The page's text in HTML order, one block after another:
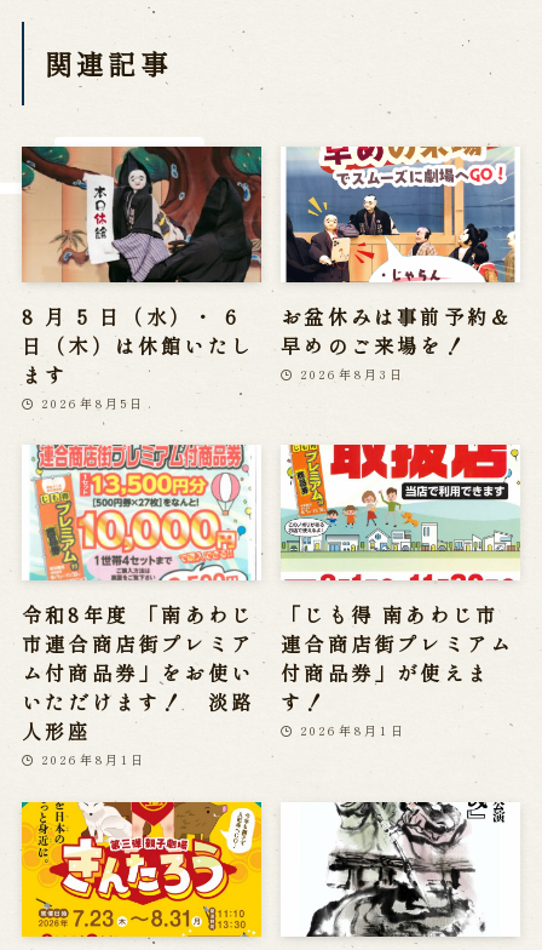
通販サイトうずのくに
道の駅うずしお
うずの丘大鳴門橋記念館
関連記事
8 月 5 日（水）・ 6
日（木）は休館いたし
ます
2026年8月5日
お盆休みは事前予約＆
早めのご来場を！
2026年8月3日
令和8年度 「南あわじ
市連合商店街プレミア
ム付商品券」をお使い
いただけます！ 淡路
人形座
2026年8月1日
「じも得 南あわじ市
連合商店街プレミアム
付商品券」が使えま
す！
2026年8月1日